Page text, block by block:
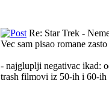
Re: Star Trek -
Vec sam pisao romane
- najgluplji negativac ikad:
trash filmovi iz 50-ih i 60-ih